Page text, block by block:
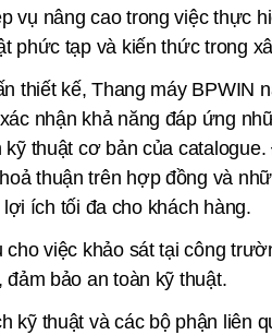
vụ nâng cao trong việc thực
phức tạp và kiến thức trong
thiết kế, Thang máy BPWIN
nhận khả năng đáp ứng
kỹ thuật cơ bản của
thuận trên hợp đồng và
ích tối đa cho khách hàng.
cho việc khảo sát tại công
đảm bảo an toàn kỹ thuật.
kỹ thuật và các bộ phận liên